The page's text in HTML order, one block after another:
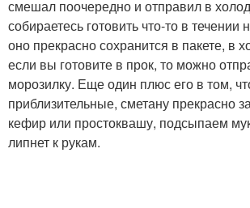
смешал поочередно и отправил в
собираетесь готовить что-то в течении
оно прекрасно сохранится в пакете, в
если вы готовите в прок, то можно
морозилку. Еще один плюс его в том,
приблизительные, сметану прекрасно
кефир или простоквашу, подсыпаем
липнет к рукам.